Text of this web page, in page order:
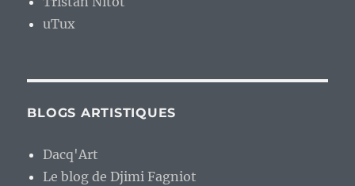
uTux
BLOGS ARTISTIQUES
Dacq'Art
Le blog de Djimi Fagniot